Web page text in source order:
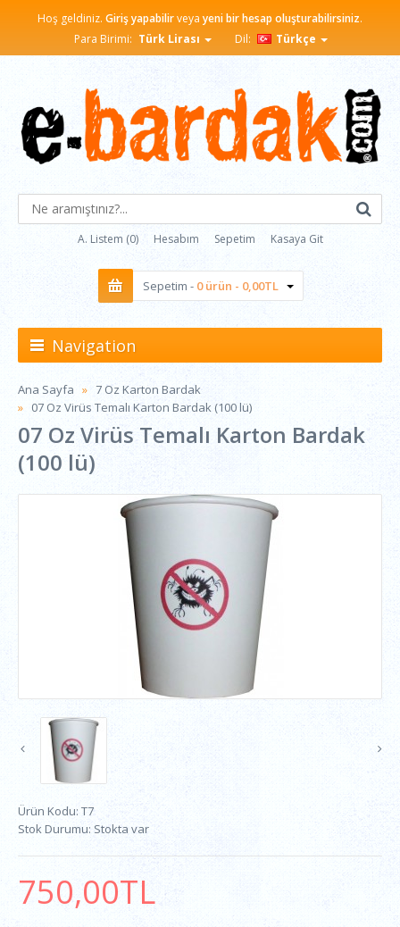
Hoş geldiniz. Giriş yapabilirveyayeni bir hesap oluşturabilirsiniz.
Para Birimi: Türk Lirası Dil: Türkçe
A. Listem (0) Hesabım Sepetim Kasaya Git
Sepetim - 0 ürün - 0,00TL
Navigation
Ana Sayfa
7 Oz Karton Bardak
07 Oz Virüs Temalı Karton Bardak (100 lü)
07 Oz Virüs Temalı Karton Bardak
(100 lü)
Ürün Kodu: T7
Stok Durumu: Stokta var
750,00TL